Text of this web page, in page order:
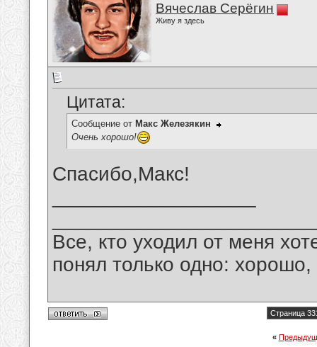
Вячеслав Серёгин
Живу я здесь
Цитата:
Сообщение от Макс Железякин
Очень хорошо!
Спасибо,Макс!
Все, кто уходил от меня
понял только одно:
Страница
«